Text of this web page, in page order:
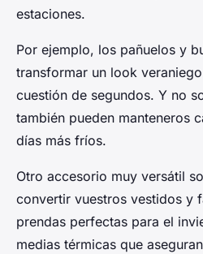
estaciones.
Por ejemplo, los pañuelos y
transformar un look
cuestión de segundos. Y no
también pueden manteneros
días más fríos.
Otro accesorio muy versátil
convertir vuestros vestidos y
prendas perfectas para el
medias térmicas que